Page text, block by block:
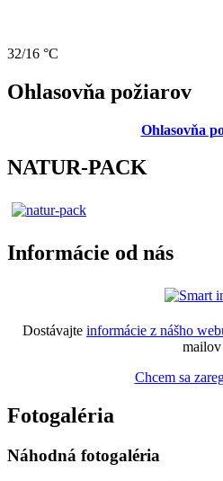
32/16 °C
Ohlasovňa požiarov
Ohlasovňa
NATUR-PACK
Informácie od nás
Dostávajte informácie z nášho
mailov
Chcem sa
Fotogaléria
Náhodná fotogaléria